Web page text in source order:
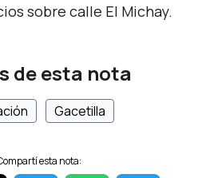
sobre calle El Michay.
de esta nota
Gacetilla
esta nota: